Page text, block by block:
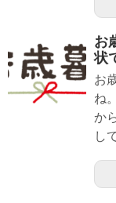
お
状
お
ね
か
し